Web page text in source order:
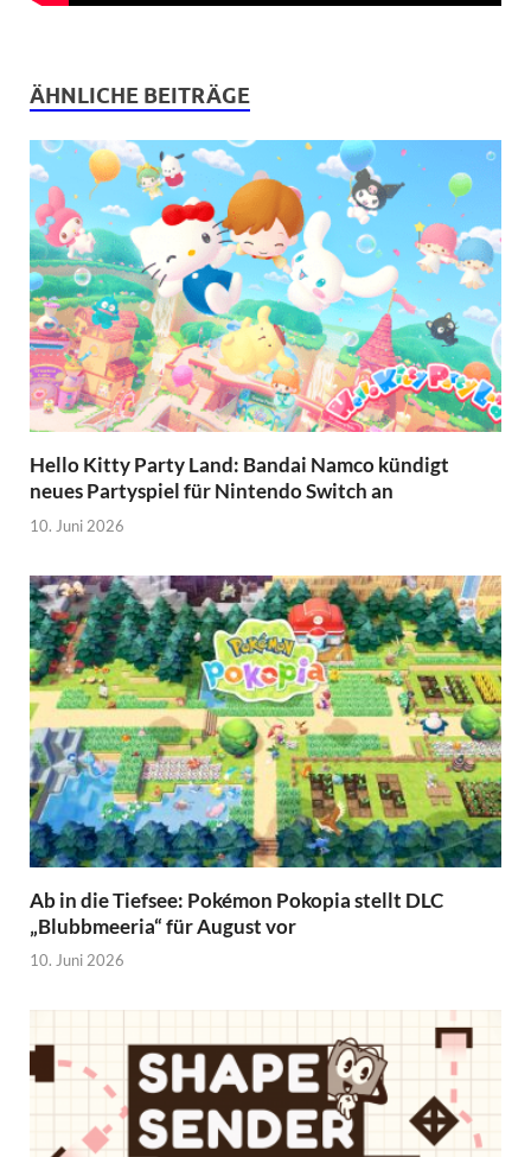
ÄHNLICHE BEITRÄGE
Hello Kitty Party Land: Bandai Namco kündigt
neues Partyspiel für Nintendo Switch an
10. Juni 2026
Ab in die Tiefsee: Pokémon Pokopia stellt DLC
„Blubbmeeria“ für August vor
10. Juni 2026